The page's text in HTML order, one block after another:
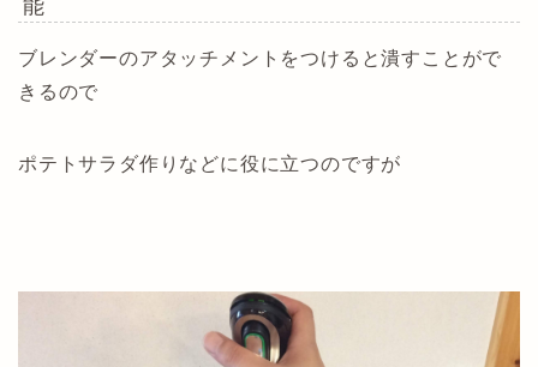
能
ブレンダーのアタッチメントをつけると潰すことがで
きるので
ポテトサラダ作りなどに役に立つのですが